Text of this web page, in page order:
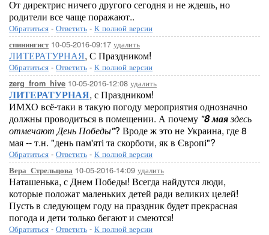
От директрис ничего другого сегодня и не ждешь, но
родители все чаще поражают..
Обратиться - Ответить - К полной версии
спинингист10-05-2016-09:17 удалить
ЛИТЕРАТУРНАЯ, С Праздником!
Обратиться - Ответить - К полной версии
zerg_from_hive 10-05-2016-12:08 удалить
ЛИТЕРАТУРНАЯ, с Праздником!
ИМХО всё-таки в такую погоду мероприятия однозначно
должны проводиться в помещении. А почему "8 маяздесь
отмечают День Победы"? Вроде ж это не Украина, где 8
мая -- т.н. "день пам'яті та скорботи, як в Європі"?
Обратиться - Ответить - К полной версии
Вера_Стрельцова 10-05-2016-14:09 удалить
Наташенька, с Днем Победы! Всегда найдутся люди,
которые положат маленьких детей ради великих целей!
Пусть в следующем году на праздник будет прекрасная
погода и дети только бегают и смеются!
Обратиться - Ответить - К полной версии